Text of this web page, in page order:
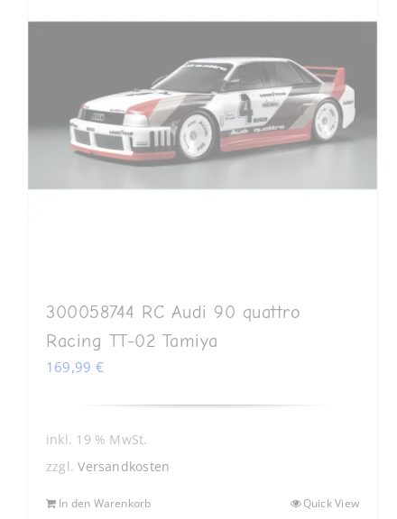
300058744 RC Audi 90 quattro
Racing TT-02 Tamiya
169,99 €
inkl. 19 % MwSt.
zzgl.Versandkosten
In den Warenkorb Quick View